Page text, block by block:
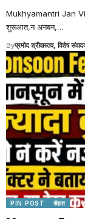
Mukhyamantri Jan
शुरूआत,न अनबन,…
Byप्रमोद श्रीवास्तव, विशेष
PIN POST सेहत